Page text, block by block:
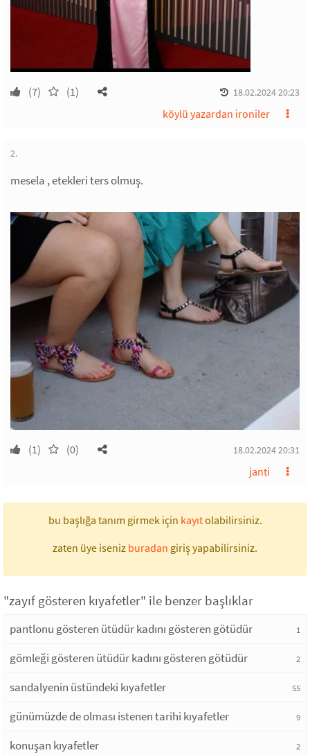
(7) (1) 18.02.2024 20:23
köylü yazardan ironiler
2.
mesela , etekleri ters olmuş.
(1) (0) 18.02.2024 20:31
janti
bu başlığa tanım girmek için kayıtolabilirsiniz.
zaten üye iseniz buradan giriş yapabilirsiniz.
"zayıf gösteren kıyafetler" ile benzer başlıklar
pantlonu gösteren ütüdür kadını gösteren götüdür 1
gömleği gösteren ütüdür kadını gösteren götüdür 2
sandalyenin üstündeki kıyafetler 55
günümüzde de olması istenen tarihi kıyafetler 9
konuşan kıyafetler 2